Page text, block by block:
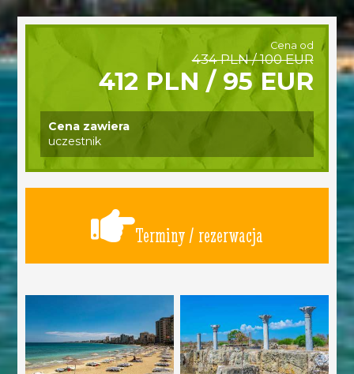
Cena od
434 PLN / 100 EUR
412 PLN / 95 EUR
Cena zawiera
uczestnik
Terminy / rezerwacja